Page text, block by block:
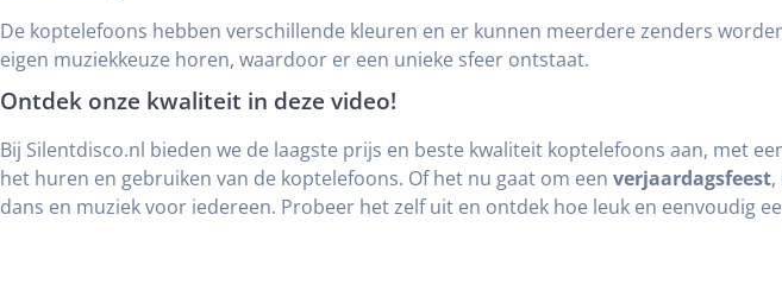
De koptelefoons hebben verschillende kleuren en er kunnen meerdere zenders
eigen muziekkeuze horen, waardoor er een unieke sfeer ontstaat.
Ontdek onze kwaliteit in deze video!
Bij Silentdisco.nl bieden we de laagste prijs en beste kwaliteit koptelefoons aan, met
het huren en gebruiken van de koptelefoons. Of het nu gaat om een verjaardagsfeest,
dans en muziek voor iedereen. Probeer het zelf uit en ontdek hoe leuk en eenvoudig